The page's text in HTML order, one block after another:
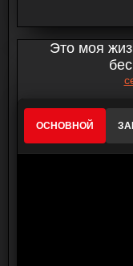
Это моя
ОСНОВНОЙ